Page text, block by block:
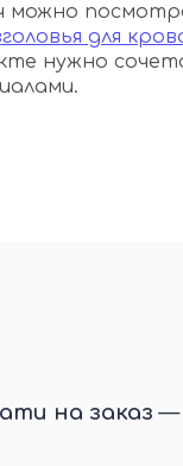
можно
для
нужно
на заказ —